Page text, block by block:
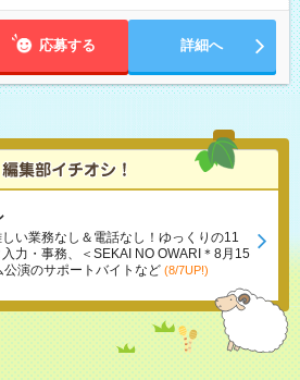
応募する 詳細へ
しい業務なし＆電話なし！ゆっくりの11
力・事務、＜SEKAI NO OWARI＊8月15
公演のサポートバイトなど (8/7UP!)